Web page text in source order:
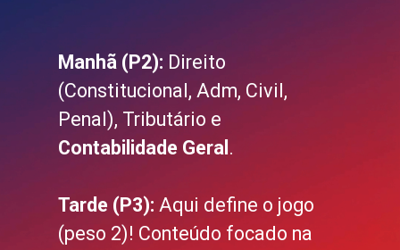
Manhã (P2): Direito
(Constitucional, Adm, Civil,
Penal), Tributário e
Contabilidade Geral .
Tarde (P3): Aqui define o jogo
(peso 2)! Conteúdo focado na